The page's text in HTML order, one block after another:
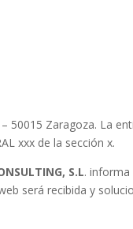
50015 Zaragoza. La
xxx de la sección x.
S.L. informa
será recibida y